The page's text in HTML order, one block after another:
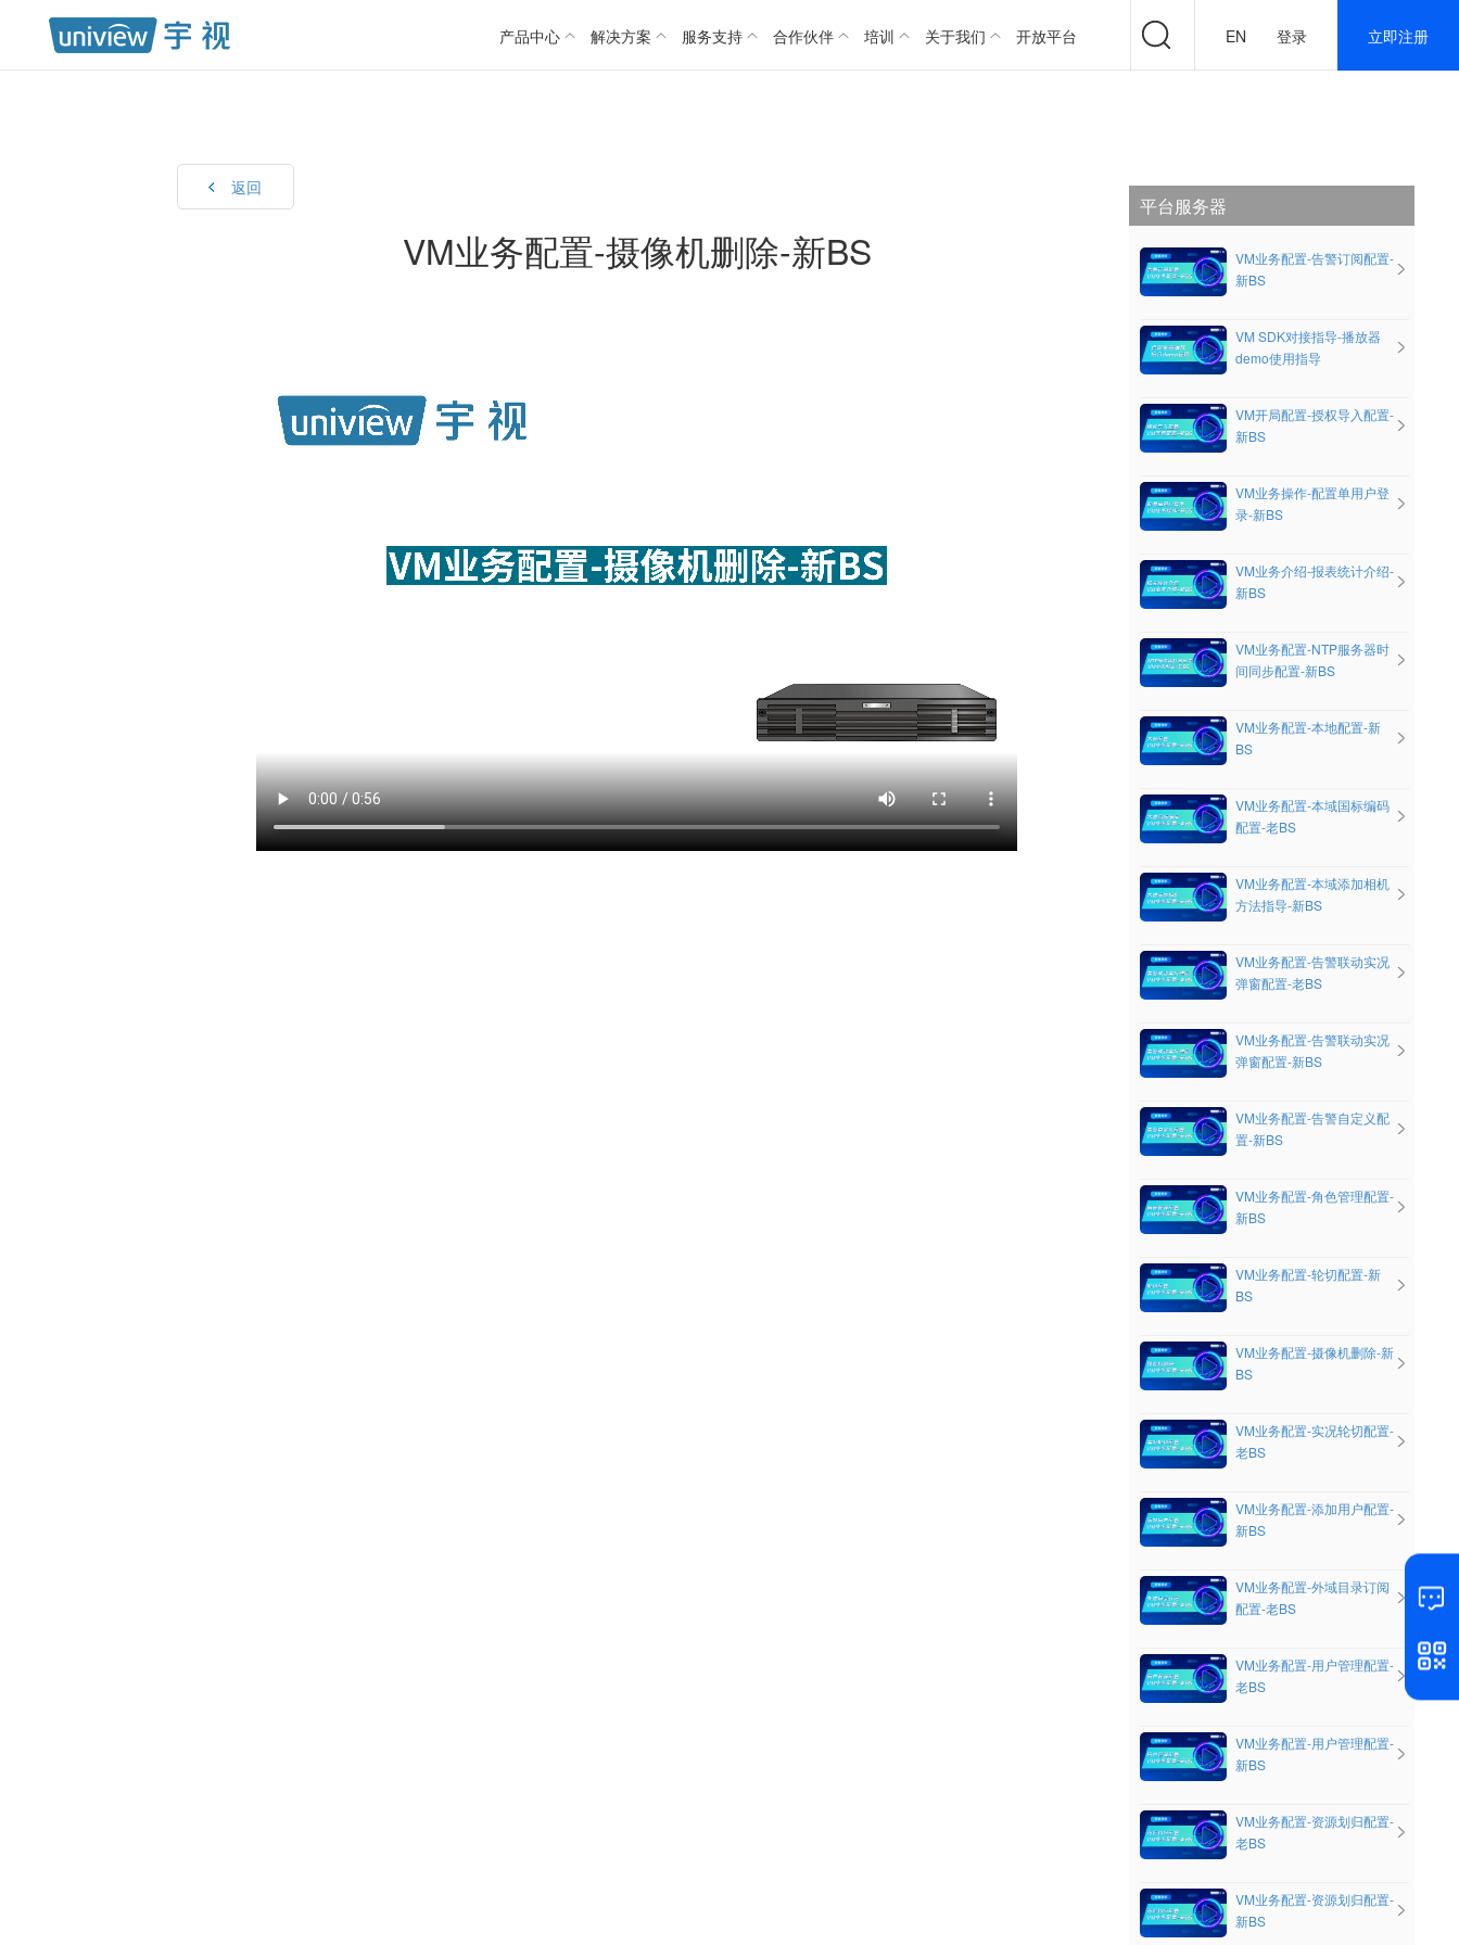
产品中心 解决方案 服务支持 合作伙伴 培训 关于我们 开放平台 EN 登录 立即注册
返回
VM业务配置-摄像机删除-新BS
平台服务器
VM业务配置-告警订阅配置-
新BS
VM SDK对接指导-播放器
demo使用指导
VM开局配置-授权导入配置-
新BS
VM业务操作-配置单用户登
录-新BS
VM业务介绍-报表统计介绍-
新BS
VM业务配置-NTP服务器时
间同步配置-新BS
VM业务配置-本地配置-新
BS
VM业务配置-本域国标编码
配置-老BS
VM业务配置-本域添加相机
方法指导-新BS
VM业务配置-告警联动实况
弹窗配置-老BS
VM业务配置-告警联动实况
弹窗配置-新BS
VM业务配置-告警自定义配
置-新BS
VM业务配置-角色管理配置-
新BS
VM业务配置-轮切配置-新
BS
VM业务配置-摄像机删除-新
BS
VM业务配置-实况轮切配置-
老BS
VM业务配置-添加用户配置-
新BS
VM业务配置-外域目录订阅
配置-老BS
VM业务配置-用户管理配置-
老BS
VM业务配置-用户管理配置-
新BS
VM业务配置-资源划归配置-
老BS
VM业务配置-资源划归配置-
新BS